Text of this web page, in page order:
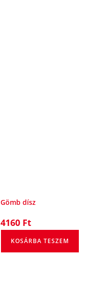
Gömb dísz
4160 Ft
KOSÁRBA TESZEM